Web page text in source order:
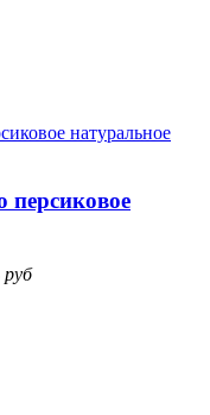
персиковое
руб